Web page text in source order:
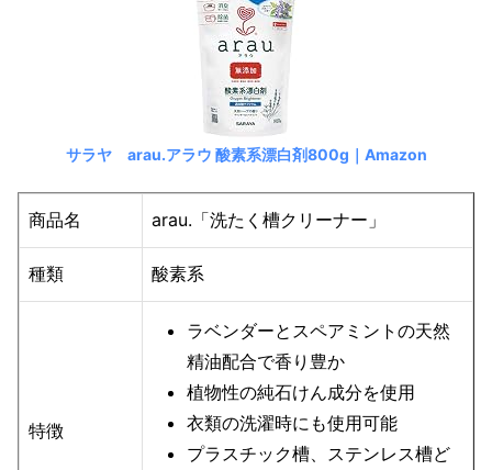
サラヤ arau.アラウ 酸素系漂白剤800g｜Amazon
商品名 arau.「洗たく槽クリーナー」
種類 酸素系
特徴
ラベンダーとスペアミントの天然
精油配合で香り豊か
植物性の純石けん成分を使用
衣類の洗濯時にも使用可能
プラスチック槽、ステンレス槽ど